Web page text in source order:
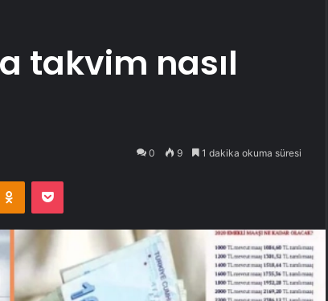
takvim nasıl
0 9 1 dakika okuma süresi
Odnoklassniki
Pocket